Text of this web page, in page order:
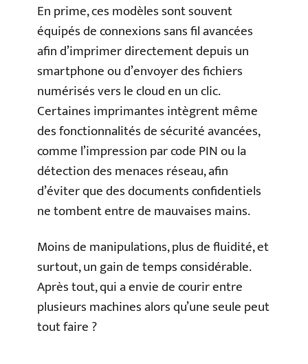
En prime, ces modèles sont souvent
équipés de connexions sans fil avancées
afin d’imprimer directement depuis un
smartphone ou d’envoyer des fichiers
numérisés vers le cloud en un clic.
Certaines imprimantes intègrent même
des fonctionnalités de sécurité avancées,
comme l’impression par code PIN ou la
détection des menaces réseau, afin
d’éviter que des documents confidentiels
ne tombent entre de mauvaises mains.
Moins de manipulations, plus de fluidité, et
surtout, un gain de temps considérable.
Après tout, qui a envie de courir entre
plusieurs machines alors qu’une seule peut
tout faire ?